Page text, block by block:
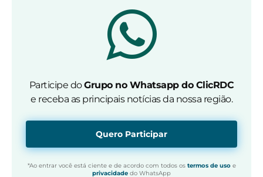
Participe doGrupo no Whatsapp do ClicRDC
e receba as principais notícias da nossa região.
Quero Participar
*Ao entrar você está ciente e de acordo com todos os termos de usoe
privacidade do WhatsApp